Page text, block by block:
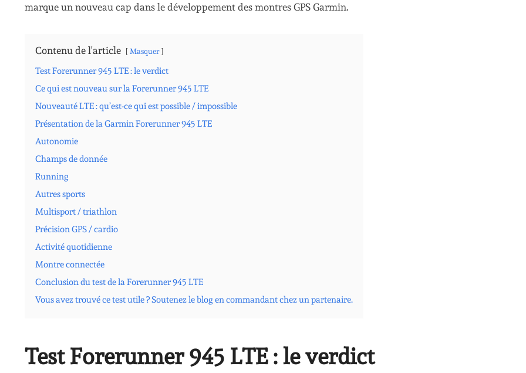
marque un nouveau cap dans le développement des montres GPS Garmin.
Contenu de l'article Masquer
Test Forerunner 945 LTE : le verdict
Ce qui est nouveau sur la Forerunner 945 LTE
Nouveauté LTE : qu’est-ce qui est possible / impossible
Présentation de la Garmin Forerunner 945 LTE
Autonomie
Champs de donnée
Running
Autres sports
Multisport / triathlon
Précision GPS / cardio
Activité quotidienne
Montre connectée
Conclusion du test de la Forerunner 945 LTE
Vous avez trouvé ce test utile ? Soutenez le blog en commandant chez un partenaire.
Test Forerunner 945 LTE : le verdict